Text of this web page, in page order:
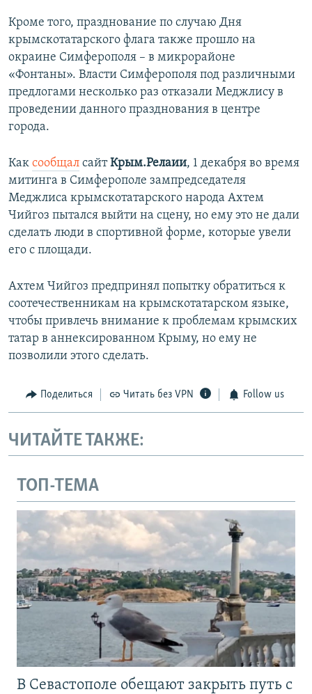
Кроме того, празднование по случаю Дня
крымскотатарского флага также прошло на
окраине Симферополя – в микрорайоне
«Фонтаны». Власти Симферополя под различными
предлогами несколько раз отказали Меджлису в
проведении данного празднования в центре
города.
Как сообщал сайтКрым.Релаии, 1 декабря во время
митинга в Симферополе зампредседателя
Меджлиса крымскотатарского народа Ахтем
Чийгоз пытался выйти на сцену, но ему это не дали
сделать люди в спортивной форме, которые увели
его с площади.
Ахтем Чийгоз предпринял попытку обратиться к
соотечественникам на крымскотатарском языке,
чтобы привлечь внимание к проблемам крымских
татар в аннексированном Крыму, но ему не
позволили этого сделать.
Поделиться Читать без VPN Follow us
ЧИТАЙТЕ ТАКЖЕ:
ТОП-ТЕМА
В Севастополе обещают закрыть путь с